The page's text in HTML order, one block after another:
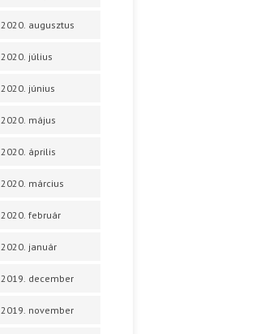
2020. augusztus
2020. július
2020. június
2020. május
2020. április
2020. március
2020. február
2020. január
2019. december
2019. november